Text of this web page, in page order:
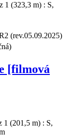
1 (323,3 m) : S,
(rev.05.09.2025)
[filmová
1 (201,5 m) : S,